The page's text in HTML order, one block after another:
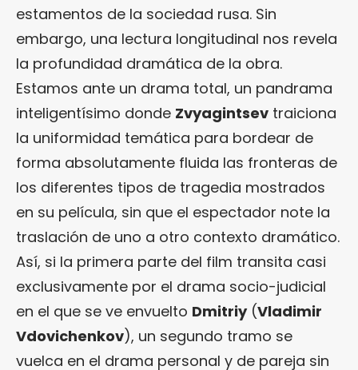
estamentos de la sociedad rusa. Sin
embargo, una lectura longitudinal nos revela
la profundidad dramática de la obra.
Estamos ante un drama total, un pandrama
inteligentísimo donde Zvyagintsev traiciona
la uniformidad temática para bordear de
forma absolutamente fluida las fronteras de
los diferentes tipos de tragedia mostrados
en su película, sin que el espectador note la
traslación de uno a otro contexto dramático.
Así, si la primera parte del film transita casi
exclusivamente por el drama socio-judicial
en el que se ve envuelto Dmitriy(Vladimir
Vdovichenkov), un segundo tramo se
vuelca en el drama personal y de pareja sin